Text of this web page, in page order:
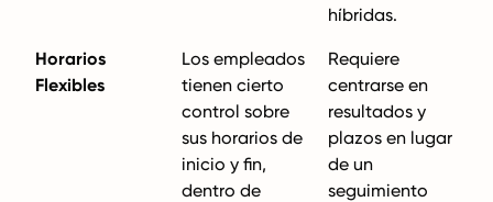
híbridas.
Horarios
Flexibles
Los empleados
tienen cierto
control sobre
sus horarios de
inicio y fin,
dentro de
Requiere
centrarse en
resultados y
plazos en lugar
de un
seguimiento